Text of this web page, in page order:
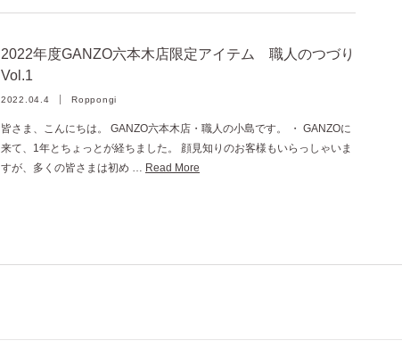
2022年度GANZO六本木店限定アイテム 職人のつづり
Vol.1
2022.04.4 Roppongi
皆さま、こんにちは。 GANZO六本木店・職人の小島です。 ・ GANZOに
来て、1年とちょっとが経ちました。 顔見知りのお客様もいらっしゃいま
すが、多くの皆さまは初め … Read More